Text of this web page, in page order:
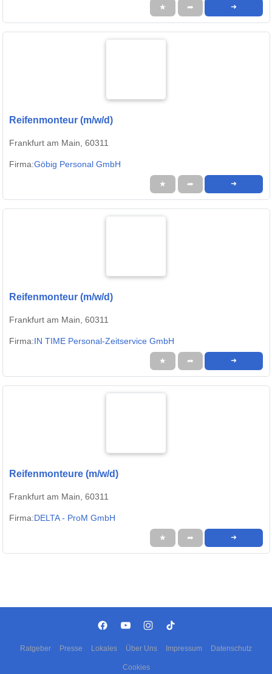
★ ➦ ➜
Reifenmonteur (m/w/d)
Frankfurt am Main, 60311
Firma:Göbig Personal GmbH
★ ➦ ➜
Reifenmonteur (m/w/d)
Frankfurt am Main, 60311
Firma:IN TIME Personal-Zeitservice GmbH
★ ➦ ➜
Reifenmonteure (m/w/d)
Frankfurt am Main, 60311
Firma:DELTA - ProM GmbH
★ ➦ ➜
Ratgeber Presse Lokales Über Uns Impressum Datenschutz
Cookies